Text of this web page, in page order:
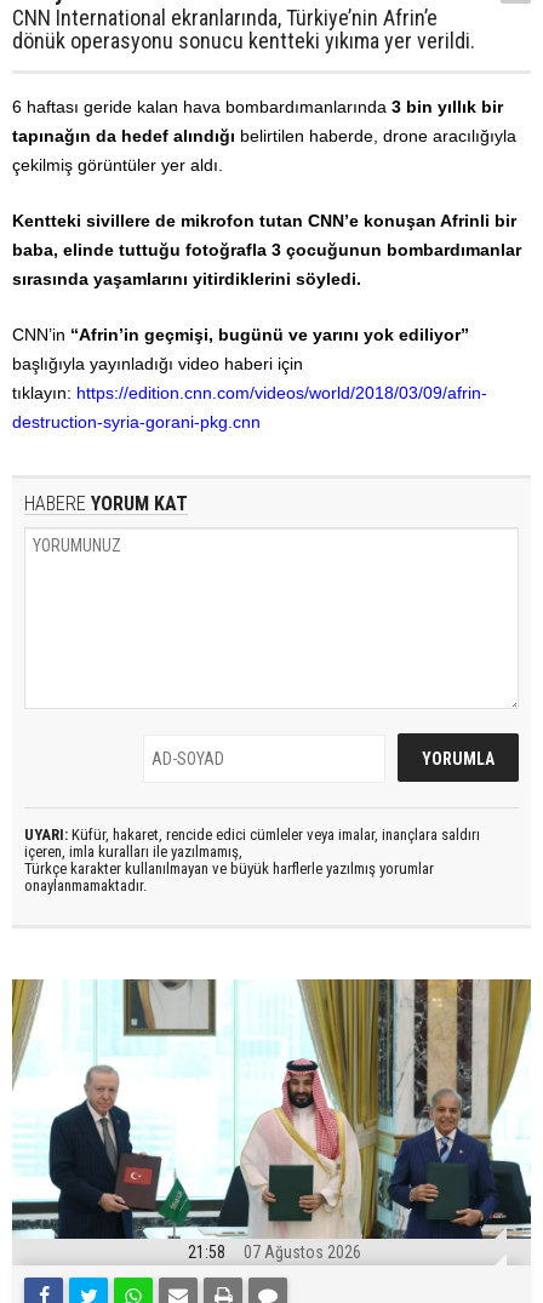
CNN International ekranlarında, Türkiye’nin Afrin’e
dönük operasyonu sonucu kentteki yıkıma yer verildi.
6 haftası geride kalan hava bombardımanlarında 3 bin yıllık bir
tapınağın da hedef alındığı belirtilen haberde, drone aracılığıyla
çekilmiş görüntüler yer aldı.
Kentteki sivillere de mikrofon tutan CNN’e konuşan Afrinli bir
baba, elinde tuttuğu fotoğrafla 3 çocuğunun bombardımanlar
sırasında yaşamlarını yitirdiklerini söyledi.
CNN’in “Afrin’in geçmişi, bugünü ve yarını yok ediliyor”
başlığıyla yayınladığı video haberi için
tıklayın: https://edition.cnn.com/videos/world/2018/03/09/afrin-
destruction-syria-gorani-pkg.cnn
HABERE YORUM KAT
UYARI: Küfür, hakaret, rencide edici cümleler veya imalar, inançlara saldırı
içeren, imla kuralları ile yazılmamış,
Türkçe karakter kullanılmayan ve büyük harflerle yazılmış yorumlar
onaylanmamaktadır.
21:58 07 Ağustos 2026